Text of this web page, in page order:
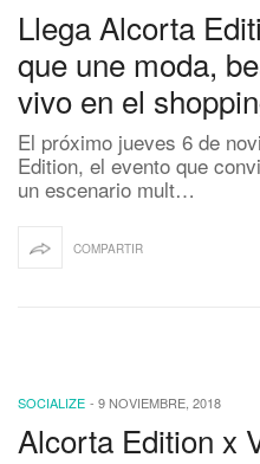
Llega Alcorta
que une moda,
vivo en el
El próximo jueves 6 de
Edition, el evento que
un escenario mult…
COMPARTIR
SOCIALIZE - 9 NOVIEMBRE, 2018
Alcorta Edition x